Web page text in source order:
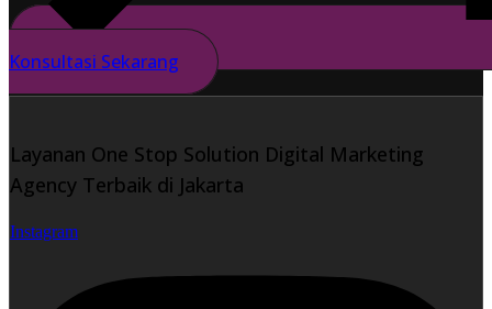
Konsultasi Sekarang
Layanan One Stop Solution Digital Marketing
Agency Terbaik di Jakarta
Instagram